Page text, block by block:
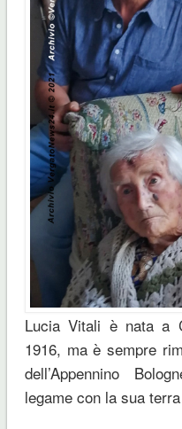
Lucia Vitali è nata a
1916, ma è sempre
dell’Appennino
legame con la sua